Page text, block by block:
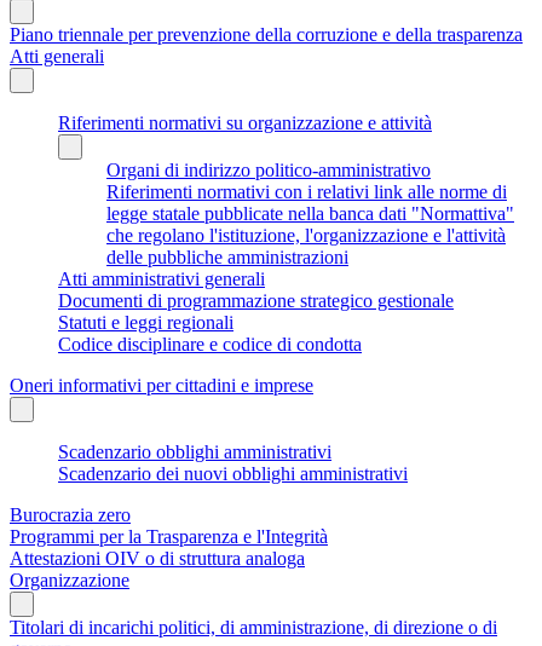
Piano triennale per prevenzione della corruzione e della trasparenza
Atti generali
Riferimenti normativi su organizzazione e attività
Organi di indirizzo politico-amministrativo
Riferimenti normativi con i relativi link alle norme di
legge statale pubblicate nella banca dati "Normattiva"
che regolano l'istituzione, l'organizzazione e l'attività
delle pubbliche amministrazioni
Atti amministrativi generali
Documenti di programmazione strategico gestionale
Statuti e leggi regionali
Codice disciplinare e codice di condotta
Oneri informativi per cittadini e imprese
Scadenzario obblighi amministrativi
Scadenzario dei nuovi obblighi amministrativi
Burocrazia zero
Programmi per la Trasparenza e l'Integrità
Attestazioni OIV o di struttura analoga
Organizzazione
Titolari di incarichi politici, di amministrazione, di direzione o di